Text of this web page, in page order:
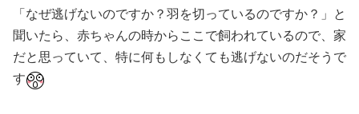
「なぜ逃げないのですか？羽を切っているのですか？」と
聞いたら、赤ちゃんの時からここで飼われているので、家
だと思っていて、特に何もしなくても逃げないのだそうで
す